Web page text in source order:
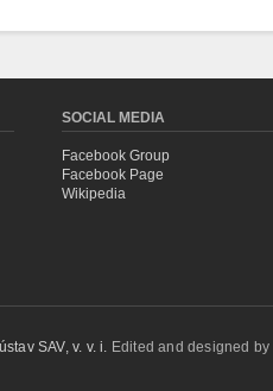
SOCIAL MEDIA
Facebook Group
Facebook Page
Wikipedia
SAV, v. v. i. Edited and designed by